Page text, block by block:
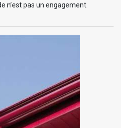
n’est pas un engagement.